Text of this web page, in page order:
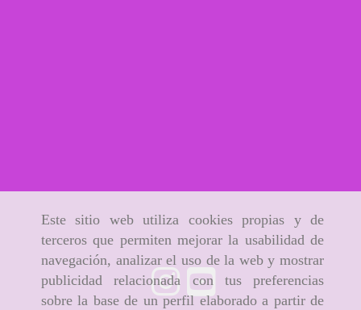
Este sitio web utiliza cookies propias y de
terceros que permiten mejorar la usabilidad de
navegación, analizar el uso de la web y mostrar
publicidad relacionada con tus preferencias
sobre la base de un perfil elaborado a partir de